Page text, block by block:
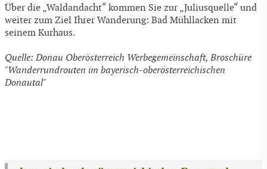
Über die „Waldandacht“ kommen Sie zur „Juliusquelle“ und
weiter zum Ziel Ihrer Wanderung: Bad Mühllacken mit
seinem Kurhaus.
Quelle: Donau Oberösterreich Werbegemeinschaft, Broschüre
"Wanderrundrouten im bayerisch-oberösterreichischen
Donautal"